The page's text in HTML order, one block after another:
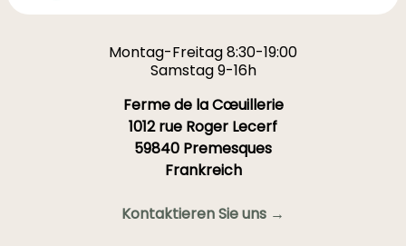
Montag-Freitag 8:30-19:00
Samstag 9-16h
Ferme de la Cœuillerie
1012 rue Roger Lecerf
59840 Premesques
Frankreich
Kontaktieren Sie uns →